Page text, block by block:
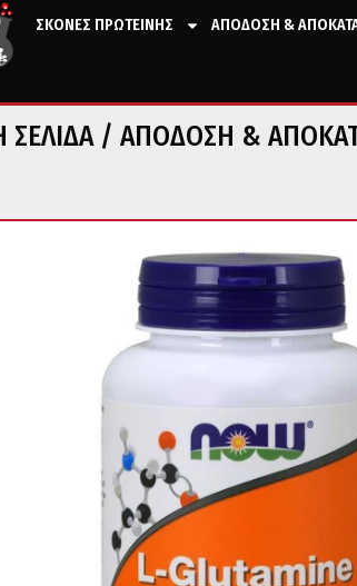
ΣΚΟΝΕΣ ΠΡΩΤΕΙΝΗΣ ΑΠΟΔΟΣΗ &
ΣΕΛΊΔΑ/ ΑΠΟΔΟΣΗ &